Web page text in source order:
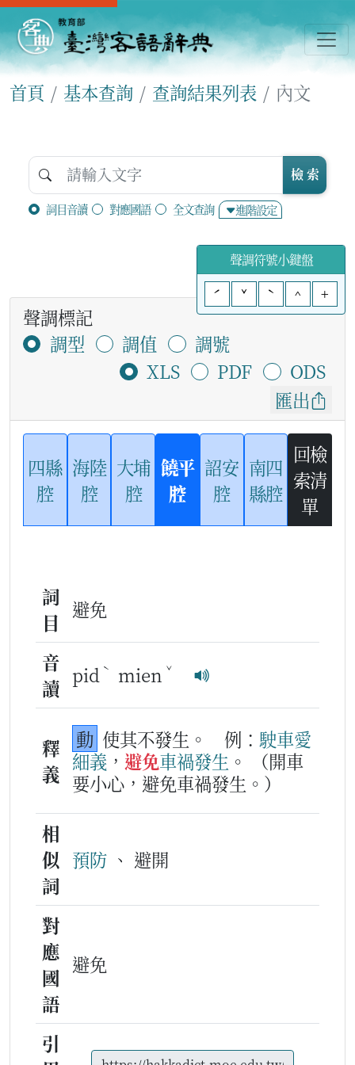
首頁 基本查詢 查詢結果列表 內文
詞目音讀 對應國語 全文查詢 進階設定
檢 索
聲調符號小鍵盤
ˊ
ˇ ˋ ^ +
聲調標記
調型
調值
調號
XLS
PDF
ODS
匯出
四縣
腔
海陸
腔
大埔
腔
饒平
腔
詔安
腔
南四
縣腔
回檢
索清
單
詞
目
避免
音
讀
pid ˋ mien ˇ
釋
義
動 使其不發生。 例： 駛車愛
細義 ， 避免車禍發生 。
（開車
要小心，避免車禍發生。）
相
似
詞
預防 、 避開
對
應
國
語
避免
引